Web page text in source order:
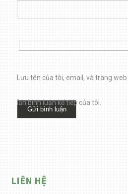
Lưu tên của tôi, email, và trang
lần bình luận kế tiếp của tôi.
LIÊN HỆ